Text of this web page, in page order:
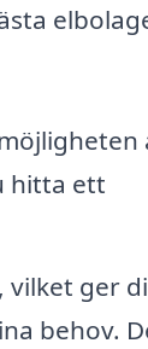
hitta ett
ger
behov.